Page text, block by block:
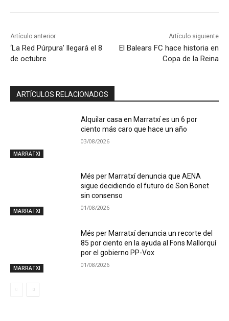
Artículo anterior
‘La Red Púrpura’ llegará el 8
de octubre
Artículo siguiente
El Balears FC hace historia en
Copa de la Reina
ARTÍCULOS RELACIONADOS
MARRATXI
Alquilar casa en Marratxí es un 6 por
ciento más caro que hace un año
03/08/2026
MARRATXI
Més per Marratxí denuncia que AENA
sigue decidiendo el futuro de Son Bonet
sin consenso
01/08/2026
MARRATXI
Més per Marratxí denuncia un recorte del
85 por ciento en la ayuda al Fons Mallorquí
por el gobierno PP-Vox
01/08/2026